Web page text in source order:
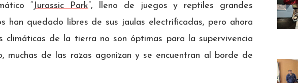
“Jurassic Park”, lleno de juegos y reptiles grandes
han quedado libres de sus jaulas electrificadas, pero ahora
climáticas de la tierra no son óptimas para la supervivencia
muchas de las razas agonizan y se encuentran al borde de